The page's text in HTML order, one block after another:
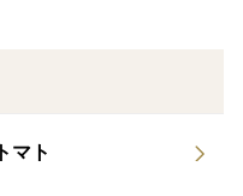
トマト